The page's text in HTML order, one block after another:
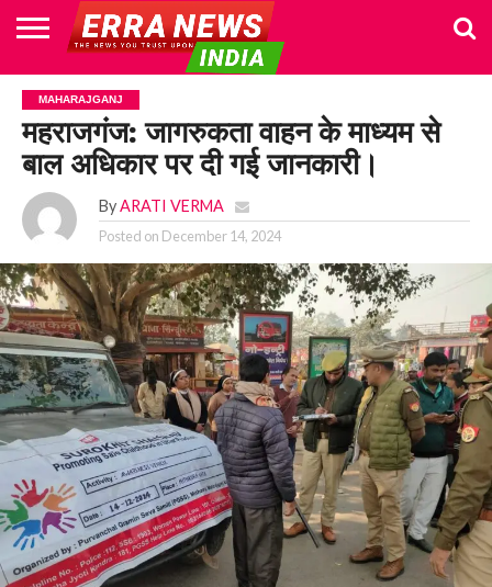
HOME
POLITICS
NEWS
BUSINESS
CULTURE
NATIONAL
SPORTS
LIFESTYLE
TRAVEL
OPINION
BREAKING
NEWS
ENTERTAINMENT
WORLD
CRIME
JOIN
US
MAHARAJGANJ
महराजगंज: जागरुकता वाहन के माध्यम से
बाल अधिकार पर दी गई जानकारी।
By ARATI VERMA
Posted on December 14, 2024